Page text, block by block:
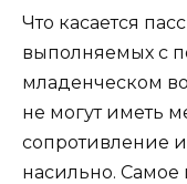
Что касается
выполняемых с
младенческом
не могут иметь
сопротивление
насильно. Самое